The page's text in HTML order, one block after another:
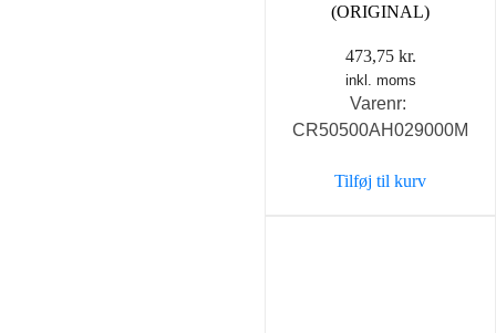
(ORIGINAL)
473,75 kr.
inkl. moms
Varenr:
CR50500AH029000M
Tilføj til kurv